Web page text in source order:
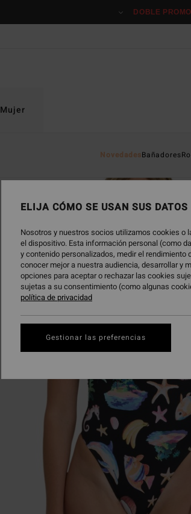
DOBLE PROMO
Mujer
NovedadesBañadores
ELIJA CÓMO SE USAN SUS DATOS
Nosotros y nuestros socios utilizamos cookies o
el dispositivo. Esta información personal (como
y contenido personalizados, medir el
conocer mejor a nuestra audiencia, desarrollar y
opciones para aceptar o rechazar las cookies
sujetas a su consentimiento (como algunas
política de privacidad
Gestionar las preferencias